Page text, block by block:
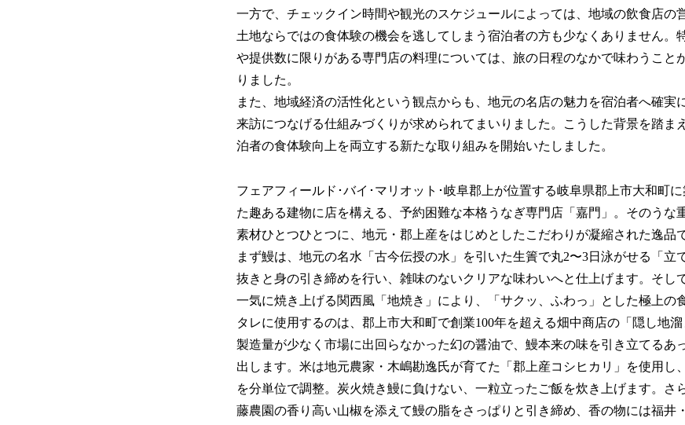
一方で、チェックイン時間や観光のスケジュールによっては、地域の飲食店の
土地ならではの食体験の機会を逃してしまう宿泊者の方も少なくありません。
や提供数に限りがある専門店の料理については、旅の日程のなかで味わうこと
りました。
また、地域経済の活性化という観点からも、地元の名店の魅力を宿泊者へ確実
来訪につなげる仕組みづくりが求められてまいりました。こうした背景を踏ま
泊者の食体験向上を両立する新たな取り組みを開始いたしました。
フェアフィールド･バイ･マリオット･岐阜郡上が位置する岐阜県郡上市大和町
た趣ある建物に店を構える、予約困難な本格うなぎ専門店「嘉門」。そのうな
素材ひとつひとつに、地元・郡上産をはじめとしたこだわりが凝縮された逸品
まず鰻は、地元の名水「古今伝授の水」を引いた生簀で丸2〜3日泳がせる「立
抜きと身の引き締めを行い、雑味のないクリアな味わいへと仕上げます。そし
一気に焼き上げる関西風「地焼き」により、「サクッ、ふわっ」とした極上の
タレに使用するのは、郡上市大和町で創業100年を超える畑中商店の「隠し地
製造量が少なく市場に出回らなかった幻の醤油で、鰻本来の味を引き立てるあ
出します。米は地元農家・木嶋勘逸氏が育てた「郡上産コシヒカリ」を使用し
を分単位で調整。炭火焼き鰻に負けない、一粒立ったご飯を炊き上げます。さ
藤農園の香り高い山椒を添えて鰻の脂をさっぱりと引き締め、香の物には福井